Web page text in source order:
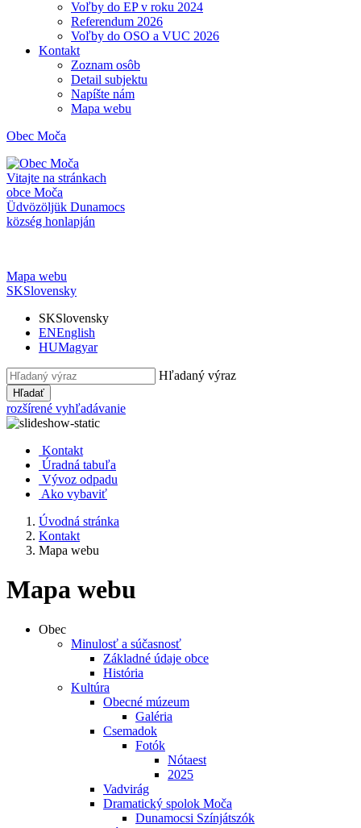
Voľby do EP v roku 2024
Referendum 2026
Voľby do OSO a VUC 2026
Kontakt
Zoznam osôb
Detail subjektu
Napíšte nám
Mapa webu
Obec Moča
Vitajte na stránkach
obce Moča
Üdvözöljük Dunamocs
község honlapján
Mapa webu
SKSlovensky
SKSlovensky
ENEnglish
HUMagyar
Hľadaný výraz
Hľadať
rozšírené vyhľadávanie
Kontakt
Úradná tabuľa
Vývoz odpadu
Ako vybaviť
Úvodná stránka
Kontakt
Mapa webu
Mapa webu
Obec
Minulosť a súčasnosť
Základné údaje obce
História
Kultúra
Obecné múzeum
Galéria
Csemadok
Fotók
Nótaest
2025
Vadvirág
Dramatický spolok Moča
Dunamocsi Színjátszók